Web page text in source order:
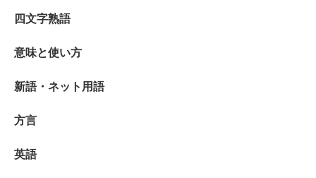
四文字熟語
意味と使い方
新語・ネット用語
方言
英語